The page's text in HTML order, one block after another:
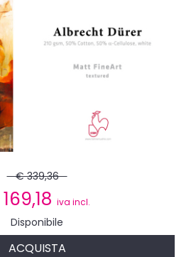
€ 339,36
169,18 iva incl.
Disponibile
ACQUISTA